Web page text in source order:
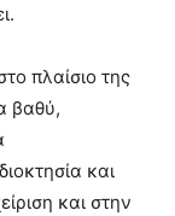
πλαίσιο της
βαθύ,
και
και στην